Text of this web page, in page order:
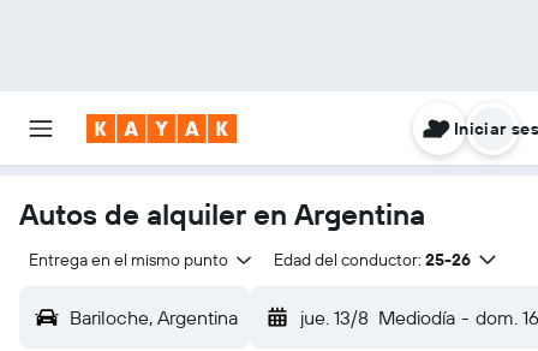
Iniciar
Autos de alquiler en Argentina
Entrega en el mismo punto Edad del conductor: 25-26
Bariloche, Argentina jue. 13/8 Mediodía - dom.